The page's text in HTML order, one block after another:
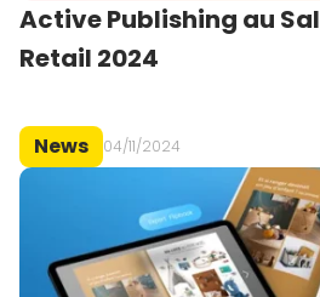
Active Publishing au
Retail 2024
News 04/11/2024